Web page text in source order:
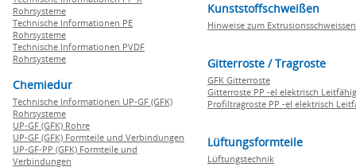
Rohrsysteme
Technische Informationen PE
Rohrsysteme
Technische Informationen PVDF
Rohrsysteme
Chemiedur
Technische Informationen UP-GF (GFK)
Rohrsysteme
UP-GF (GFK) Rohre
UP-GF (GFK) Formteile und Verbindungen
UP-GF-PP (GFK) Formteile und
Verbindungen
Kunststoffschweißen
Hinweise zum Extrusionsschweissen
Gitterroste / Tragroste
GFK Gitterroste
Gitterroste PP -el elektrisch Leitfähig
Profiltragroste PP -el elektrisch
Lüftungsformteile
Lüftungstechnik